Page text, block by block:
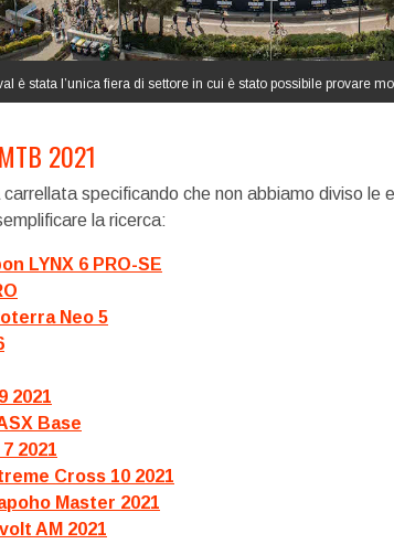
è stata l’unica fiera di settore in cui è stato possibile provare
2021
carrellata specificando che non abbiamo diviso le
la ricerca:
LYNX 6 PRO-SE
Neo 5
2021
Base
2021
Cross 10 2021
Master 2021
AM 2021